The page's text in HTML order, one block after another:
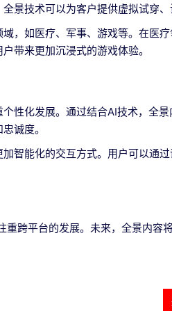
景技术可以为客户提供虚拟试穿、
，如医疗、军事、游戏等。在医
带来更加沉浸式的游戏体验。
性化发展。通过结合AI技术，全
诚度。
智能化的交互方式。用户可以通
重跨平台的发展。未来，全景内